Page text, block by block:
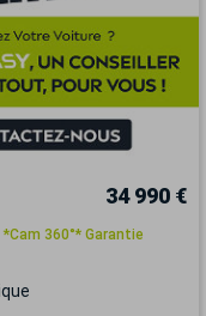
34 990 €
360°* Garantie